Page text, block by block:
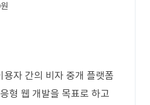
용자 간의 비자 중개 플랫폼
형 웹 개발을 목표로 하고